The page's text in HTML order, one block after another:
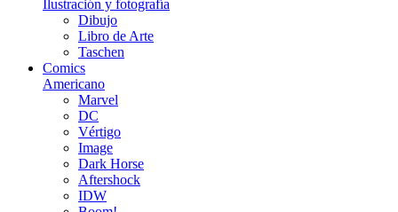
Ilustración y fotografía
Dibujo
Libro de Arte
Taschen
Comics
Americano
Marvel
DC
Vértigo
Image
Dark Horse
Aftershock
IDW